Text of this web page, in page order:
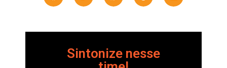
Sintonize nesse